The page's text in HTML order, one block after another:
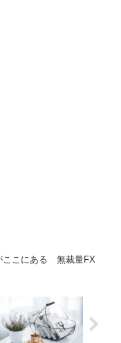
ここにある 無裁量FX